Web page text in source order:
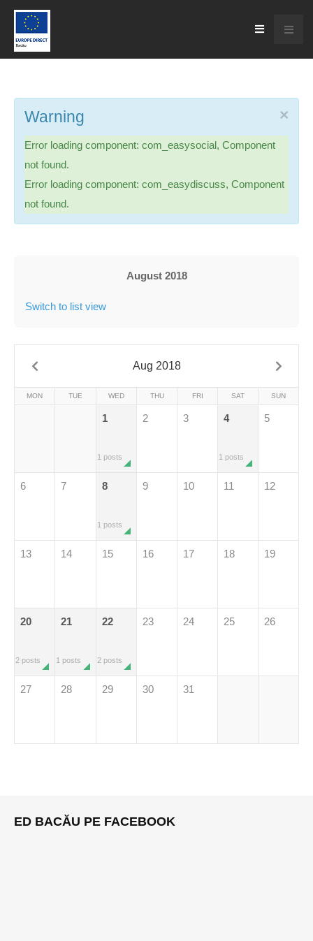
×
Warning
Error loading component: com_easysocial, Component
not found.
Error loading component: com_easydiscuss, Component
not found.
August 2018
Switch to list view
Aug 2018
MON TUE WED THU FRI SAT SUN
1
1 posts
2 3 4
1 posts
5
6 7 8
1 posts
9 10 11 12
13 14 15 16 17 18 19
20
2 posts
21
1 posts
22
2 posts
23 24 25 26
27 28 29 30 31
ED BACĂU PE FACEBOOK